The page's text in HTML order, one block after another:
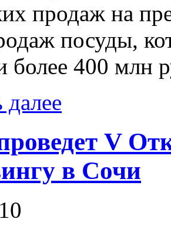
продаж на
посуды,
более 400 млн
далее
V
в Сочи